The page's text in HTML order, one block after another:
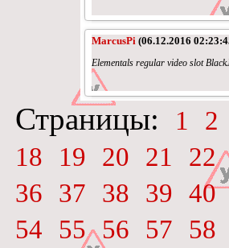
MarcusPi (06.12.2016
Elementals regular video slot
Страницы: 1 2
18
19 20 21 22
36
37 38 39 40
54
55 56 57 58